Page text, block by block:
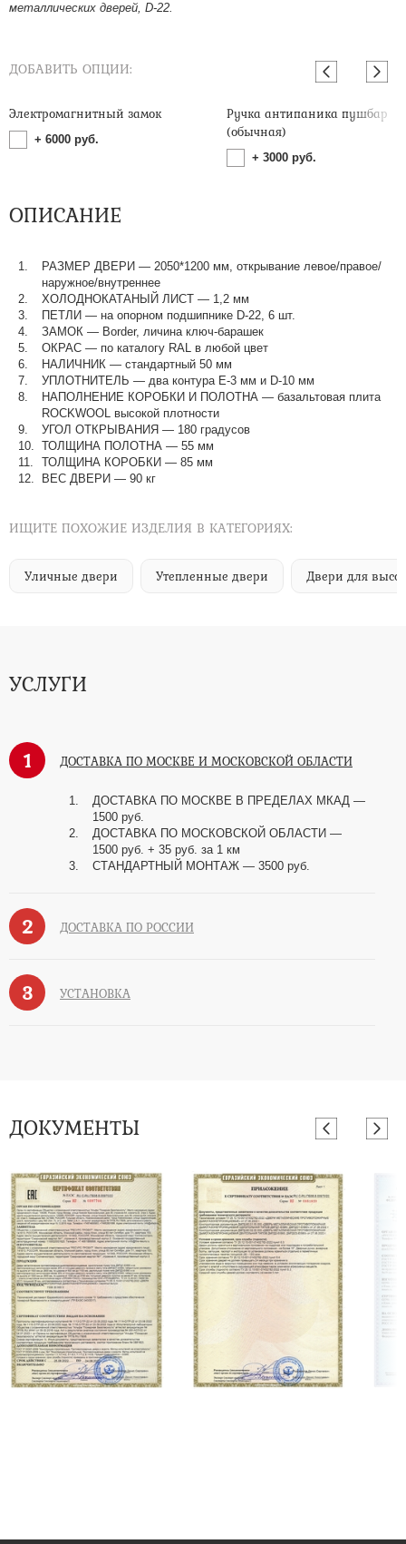
металлических дверей, D-22.
ДОБАВИТЬ ОПЦИИ:
Электромагнитный замок
+ 6000 руб.
Ручка антипаника пушбар
(обычная)
+ 3000 руб.
ОПИСАНИЕ
РАЗМЕР ДВЕРИ — 2050*1200 мм, открывание левое/правое/
наружное/внутреннее
ХОЛОДНОКАТАНЫЙ ЛИСТ — 1,2 мм
ПЕТЛИ — на опорном подшипнике D-22, 6 шт.
ЗАМОК — Border, личина ключ-барашек
ОКРАС — по каталогу RAL в любой цвет​​​​​​​
НАЛИЧНИК — стандартный 50 мм
УПЛОТНИТЕЛЬ — два контура Е-3 мм и D-10 мм
НАПОЛНЕНИЕ КОРОБКИ И ПОЛОТНА — базальтовая плита
ROCKWOOL высокой плотности
УГОЛ ОТКРЫВАНИЯ — 180 градусов
ТОЛЩИНА ПОЛОТНА — 55 мм
ТОЛЩИНА КОРОБКИ — 85 мм
ВЕС ДВЕРИ — 90 кг
ИЩИТЕ ПОХОЖИЕ ИЗДЕЛИЯ В КАТЕГОРИЯХ:
Уличные двери Утепленные двери Двери для
УСЛУГИ
1 ДОСТАВКА ПО МОСКВЕ И МОСКОВСКОЙ ОБЛАСТИ
ДОСТАВКА ПО МОСКВЕ В ПРЕДЕЛАХ МКАД —
1500 руб.
ДОСТАВКА ПО МОСКОВСКОЙ ОБЛАСТИ —
1500 руб. + 35 руб. за 1 км
СТАНДАРТНЫЙ МОНТАЖ — 3500 руб.
2 ДОСТАВКА ПО РОССИИ
3 УСТАНОВКА
ДОКУМЕНТЫ